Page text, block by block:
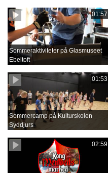
01:57
Sommeraktiviteter på Glasmuseet
Ebeltoft
01:53
Sommercamp på Kulturskolen
Syddjurs
02:59